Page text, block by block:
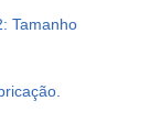
Tamanho